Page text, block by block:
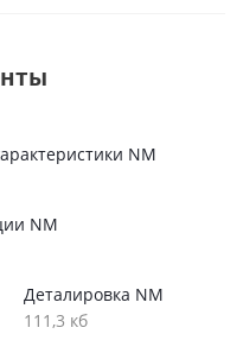
NM
NM
Деталировка NM
111,3 кб